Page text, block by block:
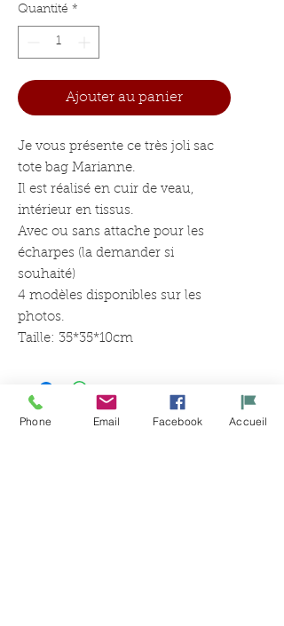
Quantité *
Ajouter au panier
Je vous présente ce très joli sac
tote bag Marianne.
Il est réalisé en cuir de veau,
intérieur en tissus.
Avec ou sans attache pour les
écharpes (la demander si
souhaité)
4 modèles disponibles sur les
photos.
Taille: 35*35*10cm
Phone Email Facebook Accueil